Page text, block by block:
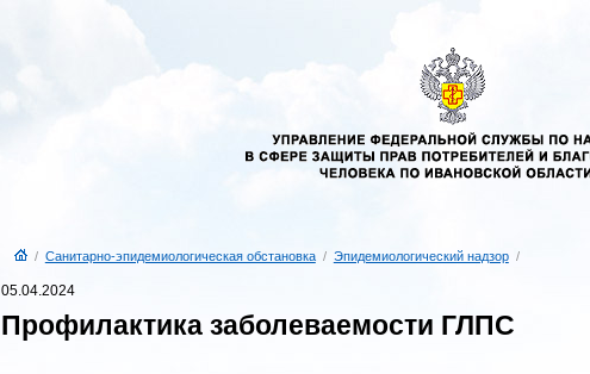
/ Санитарно-эпидемиологическая обстановка/ Эпидемиологический надзор/
05.04.2024
Профилактика заболеваемости ГЛПС